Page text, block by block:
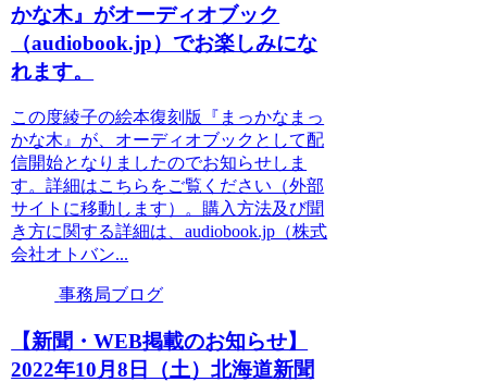
かな木』がオーディオブック
（audiobook.jp）でお楽しみにな
れます。
この度綾子の絵本復刻版『まっかなまっ
かな木』が、オーディオブックとして配
信開始となりましたのでお知らせしま
す。詳細はこちらをご覧ください（外部
サイトに移動します）。購入方法及び聞
き方に関する詳細は、audiobook.jp（株式
会社オトバン...
事務局ブログ
【新聞・WEB掲載のお知らせ】
2022年10月8日（土）北海道新聞